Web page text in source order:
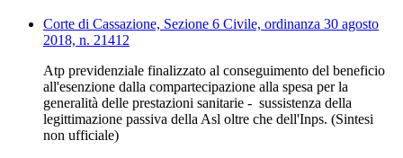
Corte di Cassazione, Sezione 6 Civile, ordinanza 30 agosto
2018, n. 21412
Atp previdenziale finalizzato al conseguimento del beneficio
all'esenzione dalla compartecipazione alla spesa per la
generalità delle prestazioni sanitarie - sussistenza della
legittimazione passiva della Asl oltre che dell'Inps. (Sintesi
non ufficiale)